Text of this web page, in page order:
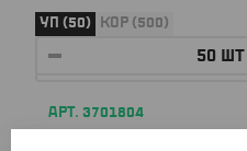
УП (50) КОР (500)
АРТ. 3701804